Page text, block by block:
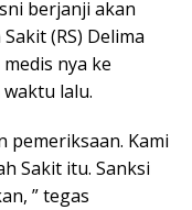
berjanji akan
(RS) Delima
nya ke
lalu.
pemeriksaan. Kami
Sakit itu. Sanksi
” tegas